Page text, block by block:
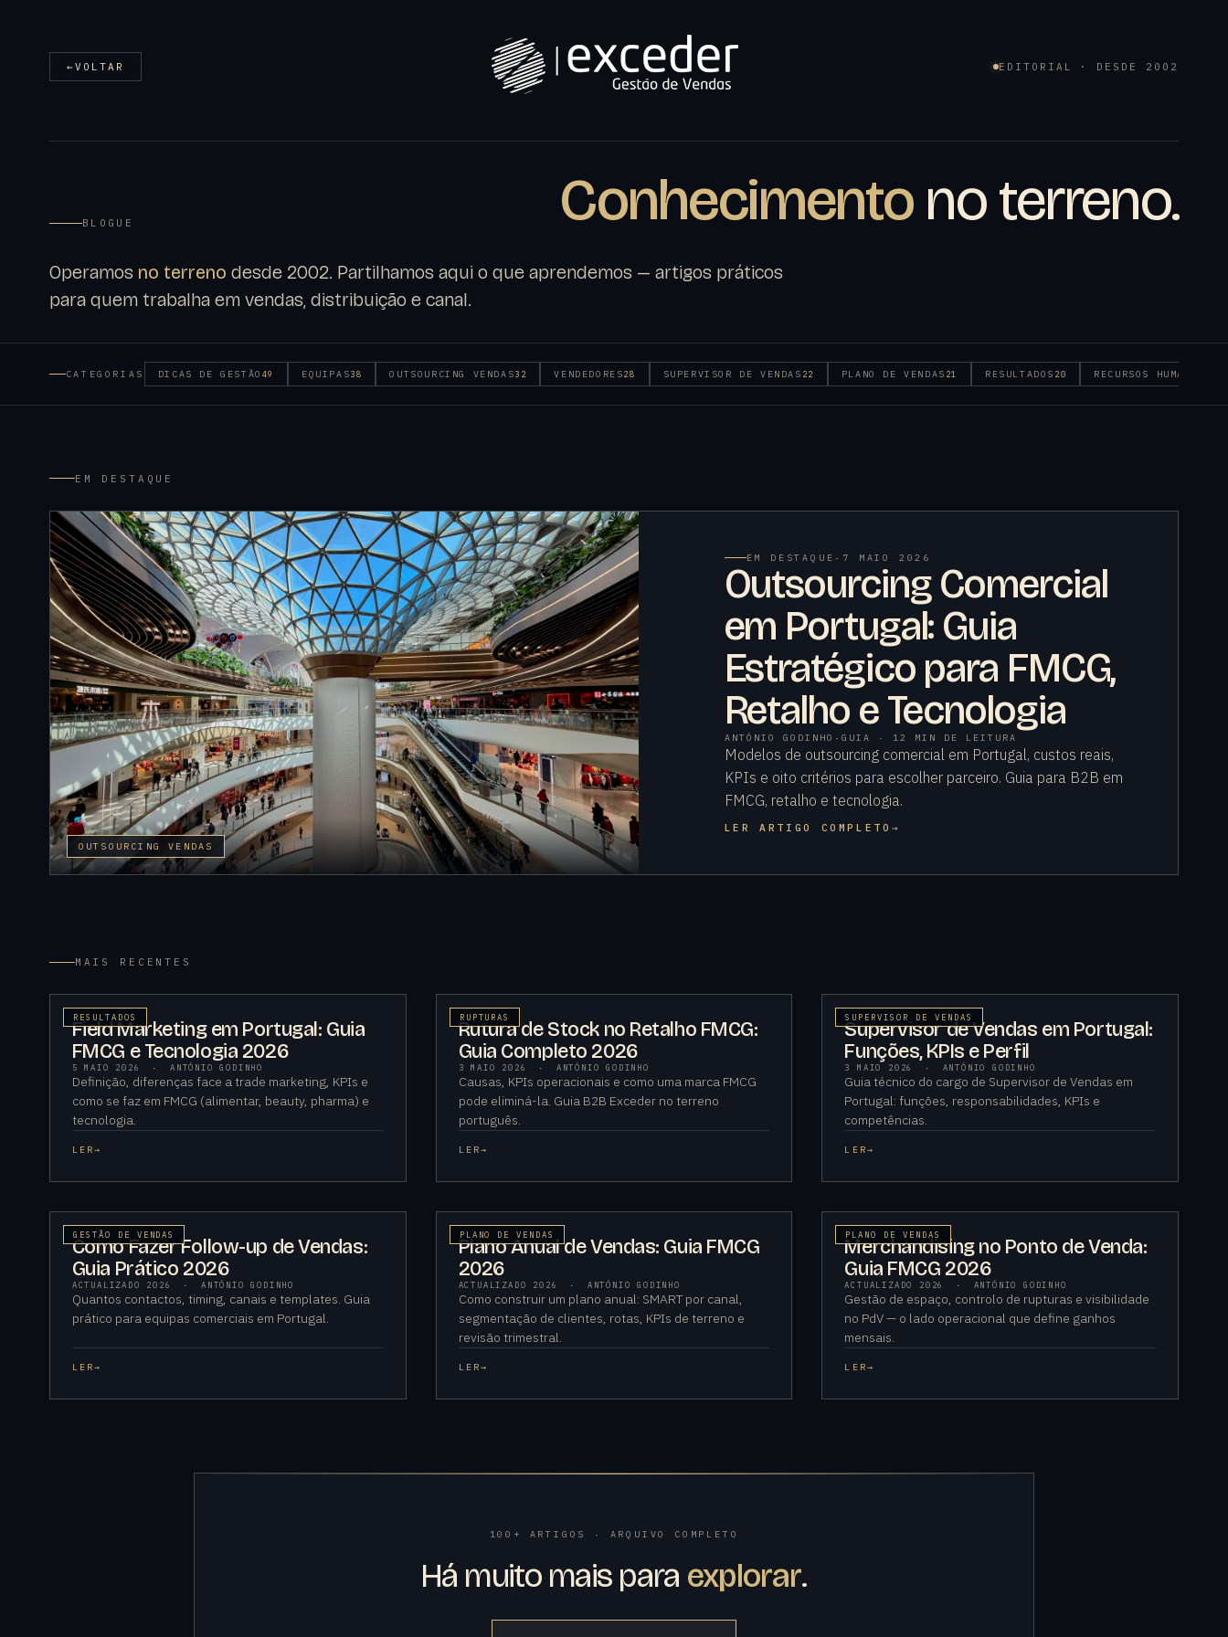
←VOLTAR EDITORIAL · DESDE 2002
BLOGUE Conhecimento no terreno.
Operamos no terreno desde 2002. Partilhamos aqui o que aprendemos — artigos práticos
para quem trabalha em vendas, distribuição e canal.
CATEGORIAS DICAS DE GESTÃO 49 EQUIPAS38 OUTSOURCING VENDAS32 VENDEDORES28 SUPERVISOR DE VENDAS 22 PLANO DE VENDAS 21 RESULTADOS 20 RECURSOS HUMANOS
EM DESTAQUE
OUTSOURCING VENDAS
EM DESTAQUE · 7 MAIO 2026
Outsourcing Comercial
em Portugal: Guia
Estratégico para FMCG,
Retalho e Tecnologia
ANTÓNIO GODINHO · GUIA · 12 MIN DE LEITURA
Modelos de outsourcing comercial em Portugal, custos reais,
KPIs e oito critérios para escolher parceiro. Guia para B2B em
FMCG, retalho e tecnologia.
LER ARTIGO COMPLETO →
MAIS RECENTES
RESULTADOS
Field Marketing em Portugal: Guia
FMCG e Tecnologia 2026
5 MAIO 2026 · ANTÓNIO GODINHO
Definição, diferenças face a trade marketing, KPIs e
como se faz em FMCG (alimentar, beauty, pharma) e
tecnologia.
LER→
RUPTURAS
Rutura de Stock no Retalho FMCG:
Guia Completo 2026
3 MAIO 2026 · ANTÓNIO GODINHO
Causas, KPIs operacionais e como uma marca FMCG
pode eliminá-la. Guia B2B Exceder no terreno
português.
LER→
SUPERVISOR DE VENDAS
Supervisor de Vendas em Portugal:
Funções, KPIs e Perfil
3 MAIO 2026 · ANTÓNIO GODINHO
Guia técnico do cargo de Supervisor de Vendas em
Portugal: funções, responsabilidades, KPIs e
competências.
LER→
GESTÃO DE VENDAS
Como Fazer Follow-up de Vendas:
Guia Prático 2026
ACTUALIZADO 2026 · ANTÓNIO GODINHO
Quantos contactos, timing, canais e templates. Guia
prático para equipas comerciais em Portugal.
LER→
PLANO DE VENDAS
Plano Anual de Vendas: Guia FMCG
2026
ACTUALIZADO 2026 · ANTÓNIO GODINHO
Como construir um plano anual: SMART por canal,
segmentação de clientes, rotas, KPIs de terreno e
revisão trimestral.
LER→
PLANO DE VENDAS
Merchandising no Ponto de Venda:
Guia FMCG 2026
ACTUALIZADO 2026 · ANTÓNIO GODINHO
Gestão de espaço, controlo de rupturas e visibilidade
no PdV — o lado operacional que define ganhos
mensais.
LER→
100+ ARTIGOS · ARQUIVO COMPLETO
Há muito mais para explorar.